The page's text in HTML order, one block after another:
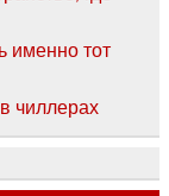
именно тот
чиллерах